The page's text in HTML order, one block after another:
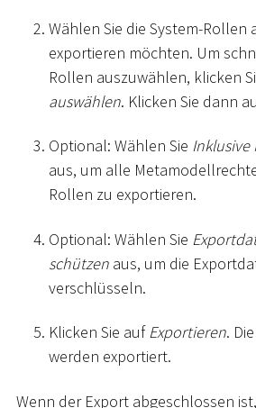
Wählen Sie die System-Rollen
exportieren möchten. Um
Rollen auszuwählen, klicken
auswählen. Klicken Sie dann
Optional: Wählen Sie
aus, um alle
Rollen zu exportieren.
Optional: Wählen Sie
schützen aus, um die
verschlüsseln.
Klicken Sie aufExportieren.
werden exportiert.
Wenn der Export abgeschlossen